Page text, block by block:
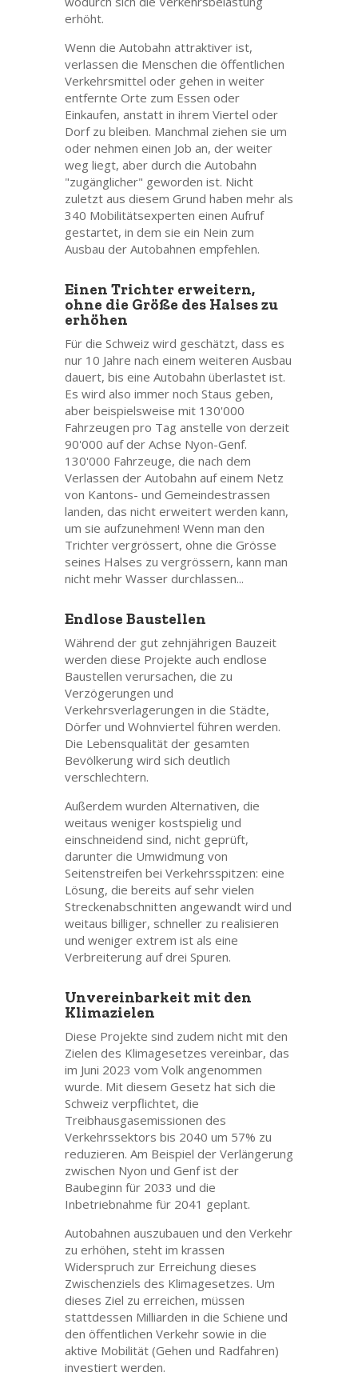
erhöht.
Wenn die Autobahn attraktiver ist,
verlassen die Menschen die öffentlichen
Verkehrsmittel oder gehen in weiter
entfernte Orte zum Essen oder
Einkaufen, anstatt in ihrem Viertel oder
Dorf zu bleiben. Manchmal ziehen sie um
oder nehmen einen Job an, der weiter
weg liegt, aber durch die Autobahn
"zugänglicher" geworden ist. Nicht
zuletzt aus diesem Grund haben mehr als
340 Mobilitätsexperten einen Aufruf
gestartet, in dem sie ein Nein zum
Ausbau der Autobahnen empfehlen.
Einen Trichter erweitern,
ohne die Größe des Halses zu
erhöhen
Für die Schweiz wird geschätzt, dass es
nur 10 Jahre nach einem weiteren Ausbau
dauert, bis eine Autobahn überlastet ist.
Es wird also immer noch Staus geben,
aber beispielsweise mit 130'000
Fahrzeugen pro Tag anstelle von derzeit
90'000 auf der Achse Nyon-Genf.
130'000 Fahrzeuge, die nach dem
Verlassen der Autobahn auf einem Netz
von Kantons- und Gemeindestrassen
landen, das nicht erweitert werden kann,
um sie aufzunehmen! Wenn man den
Trichter vergrössert, ohne die Grösse
seines Halses zu vergrössern, kann man
nicht mehr Wasser durchlassen...
Endlose Baustellen
Während der gut zehnjährigen Bauzeit
werden diese Projekte auch endlose
Baustellen verursachen, die zu
Verzögerungen und
Verkehrsverlagerungen in die Städte,
Dörfer und Wohnviertel führen werden.
Die Lebensqualität der gesamten
Bevölkerung wird sich deutlich
verschlechtern.
Außerdem wurden Alternativen, die
weitaus weniger kostspielig und
einschneidend sind, nicht geprüft,
darunter die Umwidmung von
Seitenstreifen bei Verkehrsspitzen: eine
Lösung, die bereits auf sehr vielen
Streckenabschnitten angewandt wird und
weitaus billiger, schneller zu realisieren
und weniger extrem ist als eine
Verbreiterung auf drei Spuren.
Unvereinbarkeit mit den
Klimazielen
Diese Projekte sind zudem nicht mit den
Zielen des Klimagesetzes vereinbar, das
im Juni 2023 vom Volk angenommen
wurde. Mit diesem Gesetz hat sich die
Schweiz verpflichtet, die
Treibhausgasemissionen des
Verkehrssektors bis 2040 um 57% zu
reduzieren. Am Beispiel der Verlängerung
zwischen Nyon und Genf ist der
Baubeginn für 2033 und die
Inbetriebnahme für 2041 geplant.
Autobahnen auszubauen und den Verkehr
zu erhöhen, steht im krassen
Widerspruch zur Erreichung dieses
Zwischenziels des Klimagesetzes. Um
dieses Ziel zu erreichen, müssen
stattdessen Milliarden in die Schiene und
den öffentlichen Verkehr sowie in die
aktive Mobilität (Gehen und Radfahren)
investiert werden.